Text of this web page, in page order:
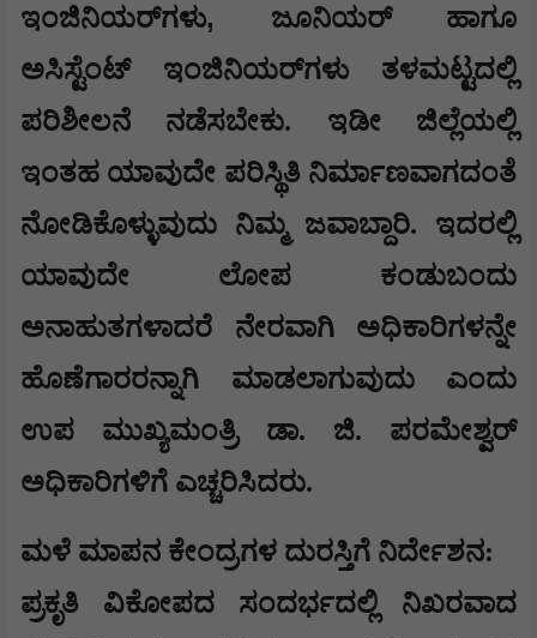
ಇಂಜಿನಿಯರ್‌ಗಳು, ಜೂನಿಯರ್ ಹಾಗೂ
ಅಸಿಸ್ಟೆಂಟ್ ಇಂಜಿನಿಯರ್‌ಗಳು ತಳಮಟ್ಟದಲ್ಲಿ
ಪರಿಶೀಲನೆ ನಡೆಸಬೇಕು. ಇಡೀ ಜಿಲ್ಲೆಯಲ್ಲಿ
ಇಂತಹ ಯಾವುದೇ ಪರಿಸ್ಥಿತಿ ನಿರ್ಮಾಣವಾಗದಂತೆ
ನೋಡಿಕೊಳ್ಳುವುದು ನಿಮ್ಮ ಜವಾಬ್ದಾರಿ. ಇದರಲ್ಲಿ
ಯಾವುದೇ ಲೋಪ ಕಂಡುಬಂದು
ಅನಾಹುತಗಳಾದರೆ ನೇರವಾಗಿ ಅಧಿಕಾರಿಗಳನ್ನೇ
ಹೊಣೆಗಾರರನ್ನಾಗಿ ಮಾಡಲಾಗುವುದು ಎಂದು
ಉಪ ಮುಖ್ಯಮಂತ್ರಿ ಡಾ. ಜಿ. ಪರಮೇಶ್ವರ್
ಅಧಿಕಾರಿಗಳಿಗೆ ಎಚ್ಚರಿಸಿದರು.
ಮಳೆ ಮಾಪನ ಕೇಂದ್ರಗಳ ದುರಸ್ತಿಗೆ ನಿರ್ದೇಶನ:
ಪ್ರಕೃತಿ ವಿಕೋಪದ ಸಂದರ್ಭದಲ್ಲಿ ನಿಖರವಾದ